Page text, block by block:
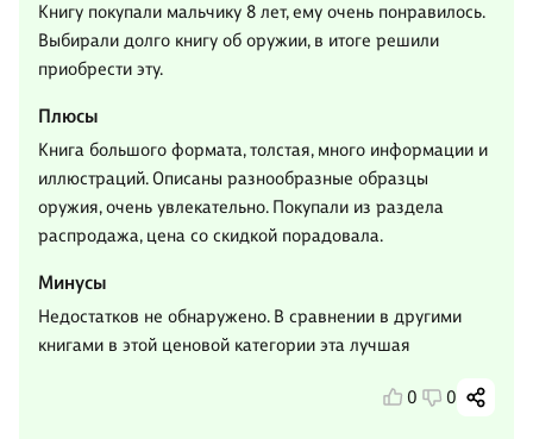
Книгу покупали мальчику 8 лет, ему очень понравилось.
Выбирали долго книгу об оружии, в итоге решили
приобрести эту.
Плюсы
Книга большого формата, толстая, много информации и
иллюстраций. Описаны разнообразные образцы
оружия, очень увлекательно. Покупали из раздела
распродажа, цена со скидкой порадовала.
Минусы
Недостатков не обнаружено. В сравнении в другими
книгами в этой ценовой категории эта лучшая
0 0